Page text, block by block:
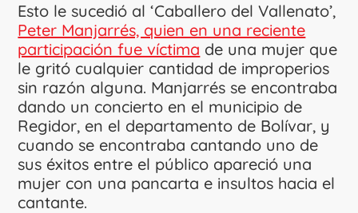
Esto le sucedió al ‘Caballero del Vallenato’,
Peter Manjarrés, quien en una reciente
participación fue víctima de una mujer que
le gritó cualquier cantidad de improperios
sin razón alguna. Manjarrés se encontraba
dando un concierto en el municipio de
Regidor, en el departamento de Bolívar, y
cuando se encontraba cantando uno de
sus éxitos entre el público apareció una
mujer con una pancarta e insultos hacia el
cantante.